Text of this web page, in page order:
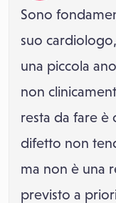
Sono
suo
una piccola
non
resta da fare è
difetto non
ma non è una
previsto a